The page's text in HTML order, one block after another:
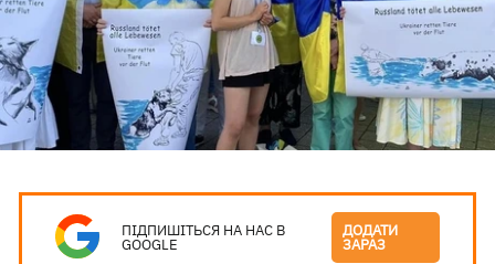
ПІДПИШІТЬСЯ НА НАС В
GOOGLE
ДОДАТИ
ЗАРАЗ